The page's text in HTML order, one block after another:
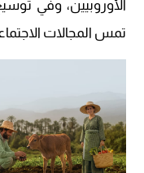
الأوروبيين، وفي
تمس المجالات